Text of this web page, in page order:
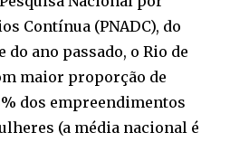
Contínua (PNADC), do
do ano passado, o Rio de
maior proporção de
dos empreendimentos
(a média nacional é